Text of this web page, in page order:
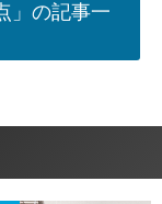
」の記事一